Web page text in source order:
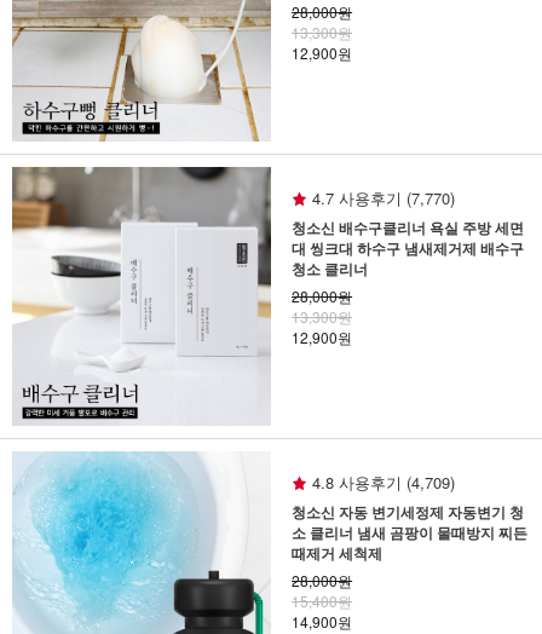
28,000원
13,300원
12,900원
4.7 사용후기 (7,770)
청소신 배수구클리너 욕실 주방 세면
대 씽크대 하수구 냄새제거제 배수구
청소 클리너
28,000원
13,300원
12,900원
4.8 사용후기 (4,709)
청소신 자동 변기세정제 자동변기 청
소 클리너 냄새 곰팡이 물때방지 찌든
때제거 세척제
28,000원
15,400원
14,900원